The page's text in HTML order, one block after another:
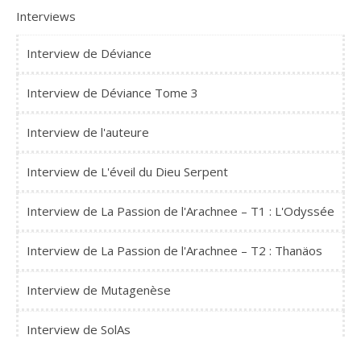
Interviews
Interview de Déviance
Interview de Déviance Tome 3
Interview de l'auteure
Interview de L'éveil du Dieu Serpent
Interview de La Passion de l'Arachnee – T1 : L'Odyssée
Interview de La Passion de l'Arachnee – T2 : Thanäos
Interview de Mutagenèse
Interview de SolAs